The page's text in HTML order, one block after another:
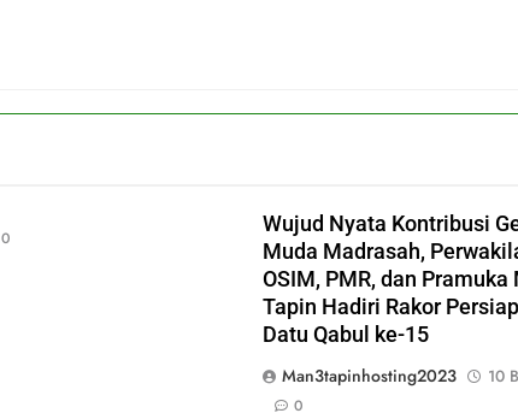
0
Wujud Nyata Kontribusi
Muda Madrasah,
OSIM, PMR, dan Pramuka
Tapin Hadiri Rakor
Datu Qabul ke-15
Man3tapinhosting2023
10
0